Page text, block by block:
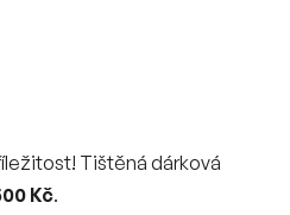
Tištěná dárková
Kč.